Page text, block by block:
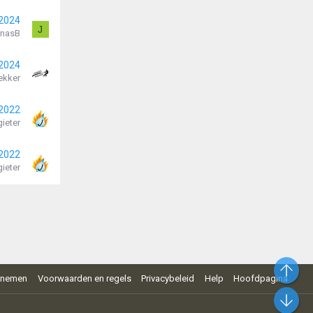
J
Voorwaarden en regels Privacybeleid Help Hoofdpagina